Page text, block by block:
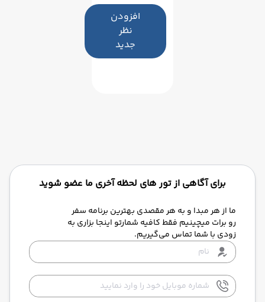
افزودن
نظر
جدید
برای آگاهی از تور های لحظه آخری ما عضو شوید
ما از هر مبدا و به هر مقصدی بهترین برنامه سفر
رو برات میچینیم فقط کافیه شمارتو اینجا بزاری به
زودی با شما تماس می‌گیریم.